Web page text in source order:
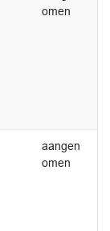
omen
aangen
omen